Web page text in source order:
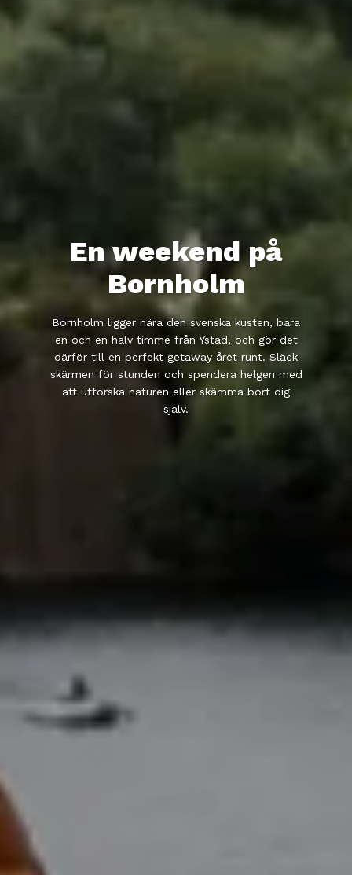
En weekend på
Bornholm
Bornholm ligger nära den svenska kusten, bara
en och en halv timme från Ystad, och gör det
därför till en perfekt getaway året runt. Släck
skärmen för stunden och spendera helgen med
att utforska naturen eller skämma bort dig
själv.